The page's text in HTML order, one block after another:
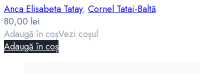
Anca Elisabeta Tatay, Cornel Tatai-Baltă
80,00 lei
Adaugă în coșVezi coșul
Adaugă în coș